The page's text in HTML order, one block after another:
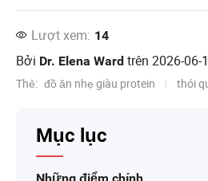
Lượt xem: 14
Bởi Dr. Elena Ward trên 2026-06-
Thẻ: đồ ăn nhẹ giàu protein thói
Mục lục